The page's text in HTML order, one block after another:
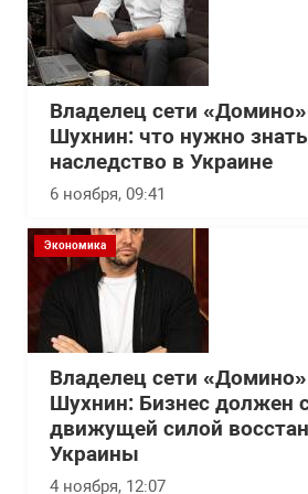
Владелец сети
Шухнин: что нужно
наследство в Украине
6 ноября, 09:41
Экономика
Владелец сети
Шухнин: Бизнес должен
движущей силой
Украины
4 ноября, 12:07